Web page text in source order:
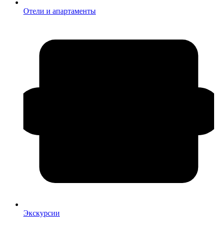
Отели и апартаменты
Экскурсии